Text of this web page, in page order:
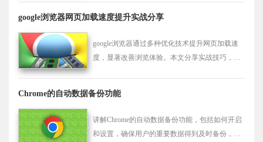
google浏览器网页加载速度提升实战分享
google浏览器通过多种优化技术提升网页加载速
度，显著改善浏览体验。本文分享实战技巧，助
Chrome的自动数据备份功能
讲解Chrome的自动数据备份功能，包括如何开启
和设置，确保用户的重要数据得到及时备份，避